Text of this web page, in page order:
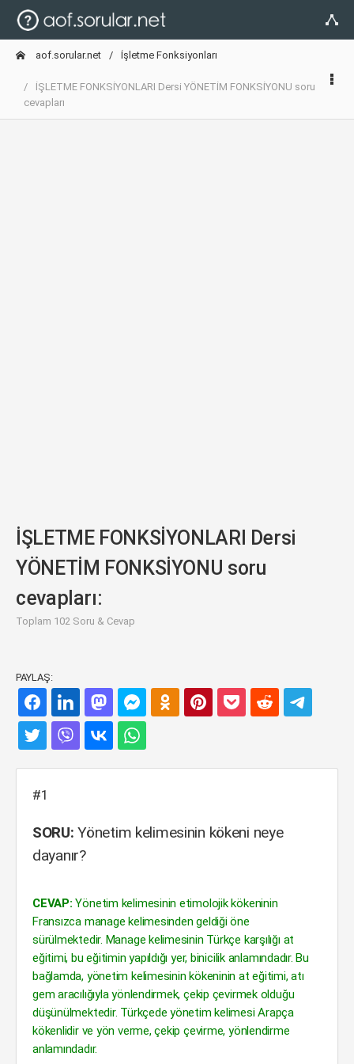
aof.sorular.net İşletme Fonksiyonları
İŞLETME FONKSİYONLARI Dersi YÖNETİM FONKSİYONU soru
cevapları
İŞLETME FONKSİYONLARI Dersi
YÖNETİM FONKSİYONU soru
cevapları:
Toplam 102 Soru & Cevap
PAYLAŞ:
#1
SORU: Yönetim kelimesinin kökeni neye
dayanır?
CEVAP: Yönetim kelimesinin etimolojik kökeninin
Fransızca manage kelimesinden geldiği öne
sürülmektedir. Manage kelimesinin Türkçe karşılığı at
eğitimi, bu eğitimin yapıldığı yer, binicilik anlamındadır. Bu
bağlamda, yönetim kelimesinin kökeninin at eğitimi, atı
gem aracılığıyla yönlendirmek, çekip çevirmek olduğu
düşünülmektedir. Türkçede yönetim kelimesi Arapça
kökenlidir ve yön verme, çekip çevirme, yönlendirme
anlamındadır.